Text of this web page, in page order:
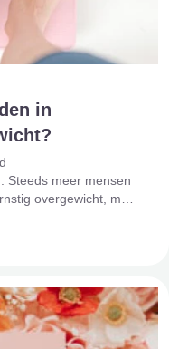
in
Steeds meer mensen
overgewicht, met